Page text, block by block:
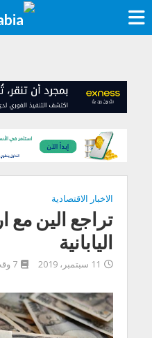
الاخبار الاقتصادية
تراجع الين مع
اليابانية
11 سبتمبر، 2019 7 وقت القراءة بالدقيقة